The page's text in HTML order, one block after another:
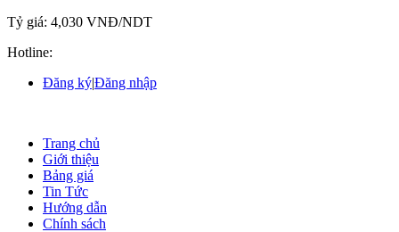
Tỷ giá: 4,030 VNĐ/NDT
Hotline:
Đăng ký|Đăng nhập
Trang chủ
Giới thiệu
Bảng giá
Tin Tức
Hướng dẫn
Chính sách